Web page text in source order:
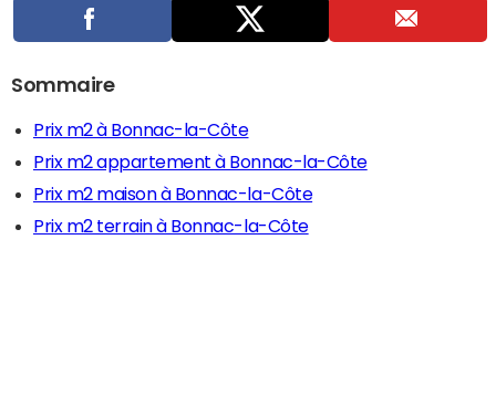
Sommaire
Prix m2 à Bonnac-la-Côte
Prix m2 appartement à Bonnac-la-Côte
Prix m2 maison à Bonnac-la-Côte
Prix m2 terrain à Bonnac-la-Côte